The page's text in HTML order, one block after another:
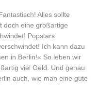
Alles sollte
doch eine großartige
Popstars
Ich kann dazu
in Berlin!« So leben wir
viel Geld. Und genau
auch, wie man eine gute